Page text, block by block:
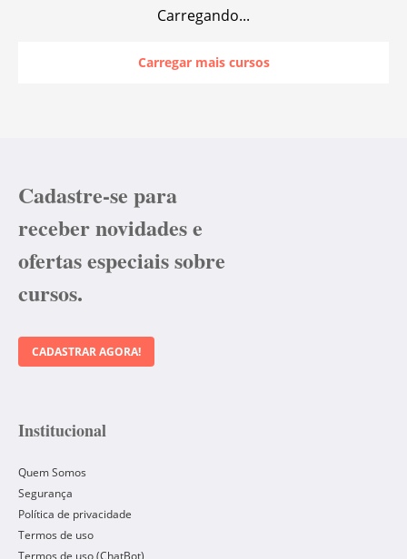
Carregando...
Carregar mais cursos
Cadastre-se para
receber novidades e
ofertas especiais sobre
cursos.
CADASTRAR AGORA!
Institucional
Quem Somos
Segurança
Política de privacidade
Termos de uso
Termos de uso (ChatBot)